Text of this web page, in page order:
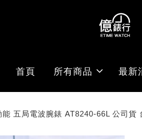
首頁 所有商品 最新
五局電波腕錶 AT8240-66L 公司貨